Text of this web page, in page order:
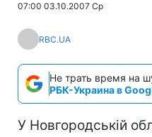
07:00 03.10.2007 Ср
RBC.UA
Не трать время на
РБК-Украина в
У Новгородській